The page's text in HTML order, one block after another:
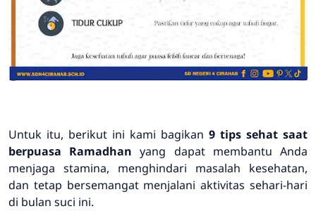
Untuk itu, berikut ini kami bagikan 9 tips sehat saat
berpuasa Ramadhan yang dapat membantu Anda
menjaga stamina, menghindari masalah kesehatan,
dan tetap bersemangat menjalani aktivitas sehari-hari
di bulan suci ini.